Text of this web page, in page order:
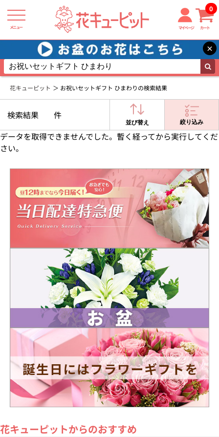
メニュー マイページ カート
0
×
花キューピット お祝いセットギフト ひまわりの検索結果
検索結果 件
並び替え 絞り込み
データを取得できませんでした。暫く経ってから実行してくだ
さい。
花キューピットからのおすすめ